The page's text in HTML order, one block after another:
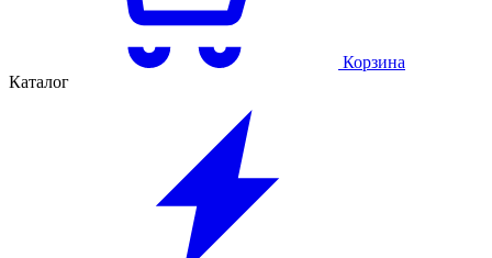
Корзина
Каталог